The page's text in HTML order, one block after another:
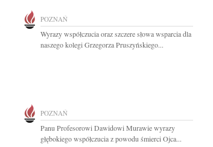
POZNAŃ
Wyrazy współczucia oraz szczere słowa wsparcia dla
naszego kolegi Grzegorza Pruszyńskiego...
POZNAŃ
Panu Profesorowi Dawidowi Murawie wyrazy
głębokiego współczucia z powodu śmierci Ojca...